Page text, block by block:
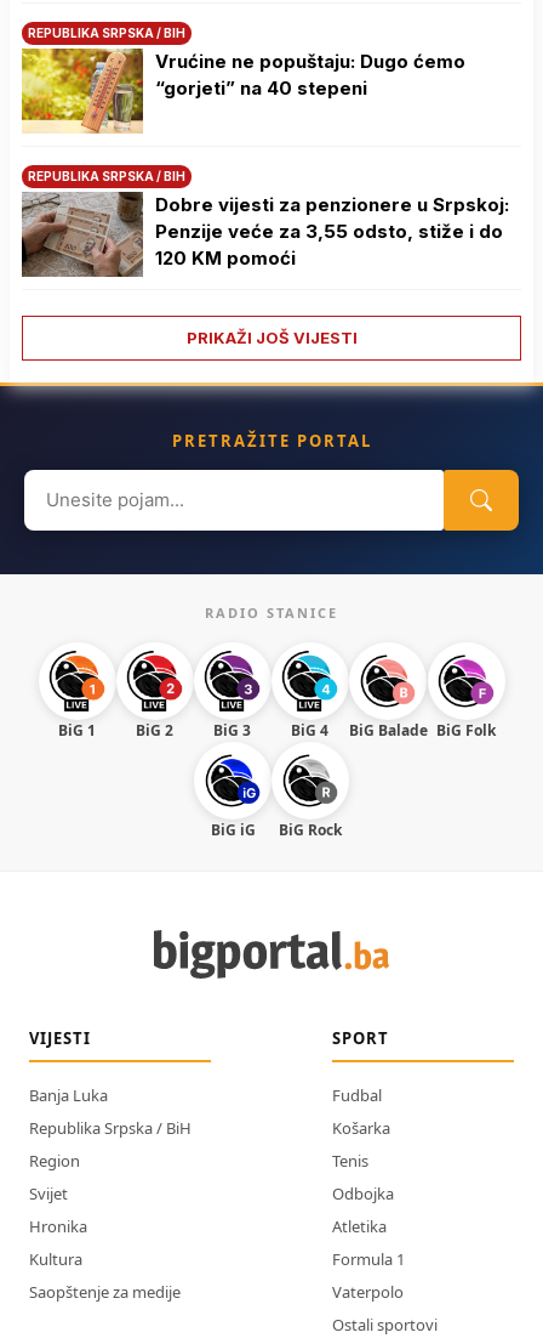
REPUBLIKA SRPSKA / BIH
Vrućine ne popuštaju: Dugo ćemo
“gorjeti” na 40 stepeni
REPUBLIKA SRPSKA / BIH
Dobre vijesti za penzionere u Srpskoj:
Penzije veće za 3,55 odsto, stiže i do
120 KM pomoći
PRIKAŽI JOŠ VIJESTI
PRETRAŽITE PORTAL
Search
for:
RADIO STANICE
BiG 1 BiG 2 BiG 3 BiG 4 BiG Balade BiG Folk
BiG iG BiG Rock
VIJESTI
Banja Luka
Republika Srpska / BiH
Region
Svijet
Hronika
Kultura
Saopštenje za medije
SPORT
Fudbal
Košarka
Tenis
Odbojka
Atletika
Formula 1
Vaterpolo
Ostali sportovi